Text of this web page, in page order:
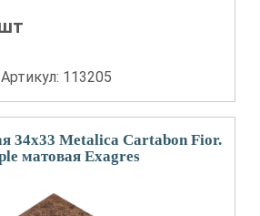
Артикул: 113205
34x33 Metalica Cartabon Fior.
матовая Exagres